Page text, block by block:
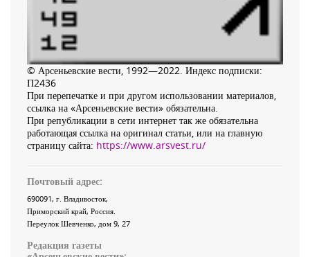
© Арсеньевские вести, 1992—2022. Индекс подписки:
П2436
При перепечатке и при другом использовании материалов,
ссылка на «Арсеньевские вести» обязательна.
При републикации в сети интернет так же обязательна
работающая ссылка на оригинал статьи, или на главную
страницу сайта: https://www.arsvest.ru/
Почтовый адрес:
690091, г. Владивосток,
Приморский край, Россия
Переулок Шевченко, дом 9, 27
Редакция газеты